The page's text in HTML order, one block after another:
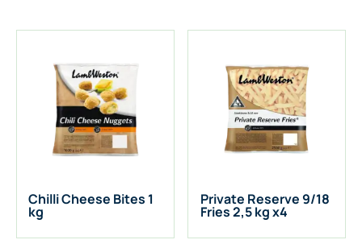
Chilli Cheese Bites 1
kg
Private Reserve 9/18
Fries 2,5 kg x4